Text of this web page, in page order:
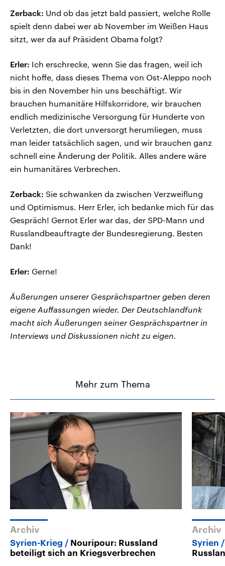
Zerback: Und ob das jetzt bald passiert, welche Rolle
spielt denn dabei wer ab November im Weißen Haus
sitzt, wer da auf Präsident Obama folgt?
Erler: Ich erschrecke, wenn Sie das fragen, weil ich
nicht hoffe, dass dieses Thema von Ost-Aleppo noch
bis in den November hin uns beschäftigt. Wir
brauchen humanitäre Hilfskorridore, wir brauchen
endlich medizinische Versorgung für Hunderte von
Verletzten, die dort unversorgt herumliegen, muss
man leider tatsächlich sagen, und wir brauchen ganz
schnell eine Änderung der Politik. Alles andere wäre
ein humanitäres Verbrechen.
Zerback: Sie schwanken da zwischen Verzweiflung
und Optimismus. Herr Erler, ich bedanke mich für das
Gespräch! Gernot Erler war das, der SPD-Mann und
Russlandbeauftragte der Bundesregierung. Besten
Dank!
Erler: Gerne!
Äußerungen unserer Gesprächspartner geben deren
eigene Auffassungen wieder. Der Deutschlandfunk
macht sich Äußerungen seiner Gesprächspartner in
Interviews und Diskussionen nicht zu eigen.
Mehr zum Thema
Archiv
Syrien-Krieg
Nouripour: Russland
beteiligt sich an Kriegsverbrechen
Archiv
Syrien